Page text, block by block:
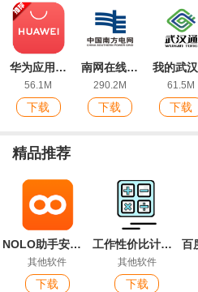
华为应用市场最新版
56.1M
下载
南网在线app电费查缴软件
290.2M
下载
61.5M
下载
精品推荐
NOLO助手安卓版
其他软件
下载
工作性价比计算器手机版(工作性价比计算机)
其他软件
下载